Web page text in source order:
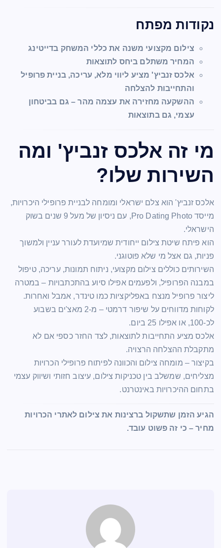
נקודות מפתח
צילום מקצועי משנה את כללי המשחק בדייטינג
המחיר משתלם ביחס לתוצאות
אלכס זנביץ' מציע ליווי מלא, עריכה, בניית פרופיל
והתחייבות להצלחה
ההשקעה מחזירה את עצמה מהר – גם בביטחון
עצמי, גם בתוצאות
מי זה אלכס זנביץ' ומה
השירות שלו?
אלכס זנביץ' הוא צלם ישראלי ומומחה לבניית פרופילי היכרויות,
מייסד Pro Dating Photo, עם ניסיון של מעל 9 שנים בשוק
הישראלי.
הוא פיתח שיטת צילום ייחודית שמיועדת לעורר עניין ולמשוך
פניות, גם אצל מי שלא פוטוגני.
השירותים כוללים צילום מקצועי, ניתוח תמונות, עריכה, טיפול
במבנה הפרופיל, ולפעמים אפילו סיוע בהתכתבויות – במטרה
ליצור פרופיל מנצח באפליקציות כמו טינדר, אמבל ואחרות.
לקוחות מדווחים על שיפור דרמטי – מ-2 מאצ'ים בשבוע
לכ-100, או אפילו 25 ביום.
אלכס מציע התחייבות לתוצאות, לצד החזר כספי אם לא
מתקבלת ההצלחה הרצויה.
בקיצור – מומחה צילום והכוונה לפיתוח פרופילי הכרויות
מצליחים, שמשלב בין טכניקות צילום, עיצוב חזותי ושיווק עצמי
בתחום ההיכרויות באינטרנט.
הגיע הזמן שתשקול ברצינות את צילום לאתרי הכרויות
מחיר – כי זה פשוט עובד.